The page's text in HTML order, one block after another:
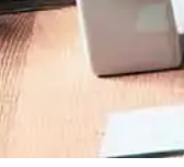
Treinamento
Treinamento
Treinamento
Treinamento
Treinamento
Treinamento
Treinamento